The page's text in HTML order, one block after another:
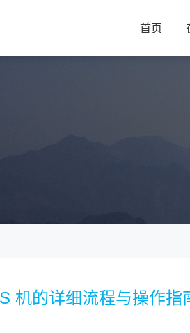
首页
机的详细流程与操作指